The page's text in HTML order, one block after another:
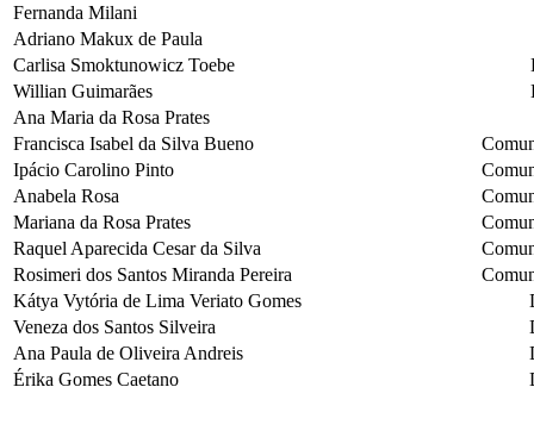
Fernanda Milani
Adriano Makux de Paula
Carlisa Smoktunowicz Toebe
Willian Guimarães
Ana Maria da Rosa Prates
Francisca Isabel da Silva Bueno
Ipácio Carolino Pinto
Anabela Rosa
Mariana da Rosa Prates
Raquel Aparecida Cesar da Silva
Rosimeri dos Santos Miranda Pereira
Kátya Vytória de Lima Veriato Gomes
Veneza dos Santos Silveira
Ana Paula de Oliveira Andreis
Érika Gomes Caetano